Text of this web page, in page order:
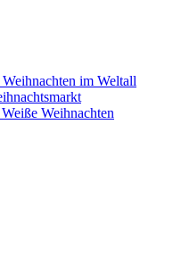
im Weltall
Weihnachten